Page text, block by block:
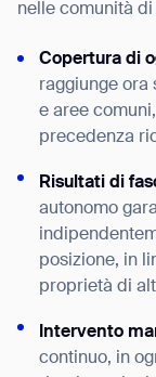
nelle comunità
Copertura di
raggiunge ora
e aree
precedenza
Risultati di
autonomo
posizione, in
proprietà di
Intervento
continuo, in